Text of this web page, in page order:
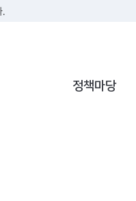
.
정책마당